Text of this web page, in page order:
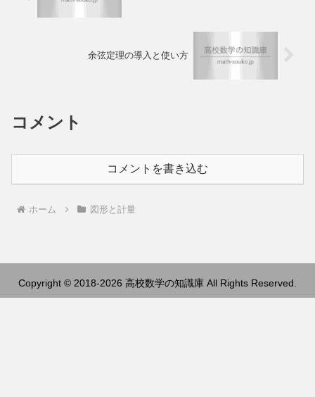
余弦定理の導入と使い方
コメント
コメントを書き込む
ホーム 図形と計量
Copyright © 2018-2026 高校数学の知識庫 All Rights Reserved.